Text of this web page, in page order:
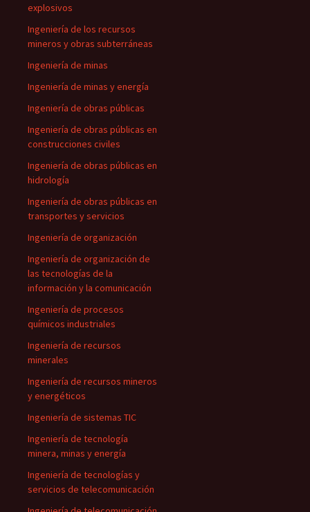
explosivos
Ingeniería de los recursos
mineros y obras subterráneas
Ingeniería de minas
Ingeniería de minas y energía
Ingeniería de obras públicas
Ingeniería de obras públicas en
construcciones civiles
Ingeniería de obras públicas en
hidrología
Ingeniería de obras públicas en
transportes y servicios
Ingeniería de organización
Ingeniería de organización de
las tecnologías de la
información y la comunicación
Ingeniería de procesos
químicos industriales
Ingeniería de recursos
minerales
Ingeniería de recursos mineros
y energéticos
Ingeniería de sistemas TIC
Ingeniería de tecnología
minera, minas y energía
Ingeniería de tecnologías y
servicios de telecomunicación